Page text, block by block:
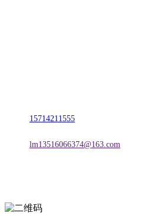
15714211555
lm13516066374@163.com